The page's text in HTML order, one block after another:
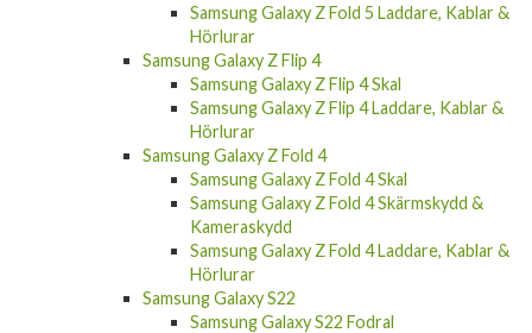
Samsung Galaxy Z Fold 5 Laddare, Kablar &
Hörlurar
Samsung Galaxy Z Flip 4
Samsung Galaxy Z Flip 4 Skal
Samsung Galaxy Z Flip 4 Laddare, Kablar &
Hörlurar
Samsung Galaxy Z Fold 4
Samsung Galaxy Z Fold 4 Skal
Samsung Galaxy Z Fold 4 Skärmskydd &
Kameraskydd
Samsung Galaxy Z Fold 4 Laddare, Kablar &
Hörlurar
Samsung Galaxy S22
Samsung Galaxy S22 Fodral